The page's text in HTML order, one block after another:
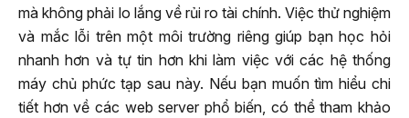
mà không phải lo lắng về rủi ro tài chính. Việc thử nghiệm
và mắc lỗi trên một môi trường riêng giúp bạn học hỏi
nhanh hơn và tự tin hơn khi làm việc với các hệ thống
máy chủ phức tạp sau này. Nếu bạn muốn tìm hiểu chi
tiết hơn về các web server phổ biến, có thể tham khảo